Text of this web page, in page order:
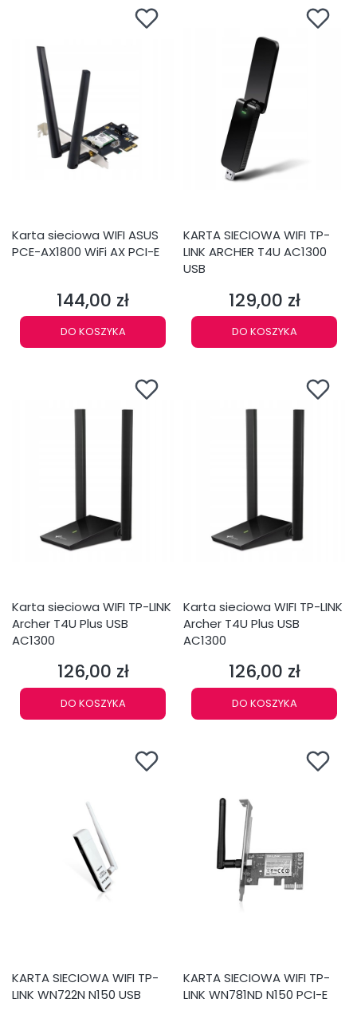
Karta sieciowa WIFI ASUS
PCE-AX1800 WiFi AX PCI-E
Cena
144,00 zł
DO KOSZYKA
KARTA SIECIOWA WIFI TP-
LINK ARCHER T4U AC1300
USB
Cena
129,00 zł
DO KOSZYKA
Karta sieciowa WIFI TP-LINK
Archer T4U Plus USB
AC1300
Cena
126,00 zł
DO KOSZYKA
Karta sieciowa WIFI TP-LINK
Archer T4U Plus USB
AC1300
Cena
126,00 zł
DO KOSZYKA
KARTA SIECIOWA WIFI TP-
LINK WN722N N150 USB
KARTA SIECIOWA WIFI TP-
LINK WN781ND N150 PCI-E